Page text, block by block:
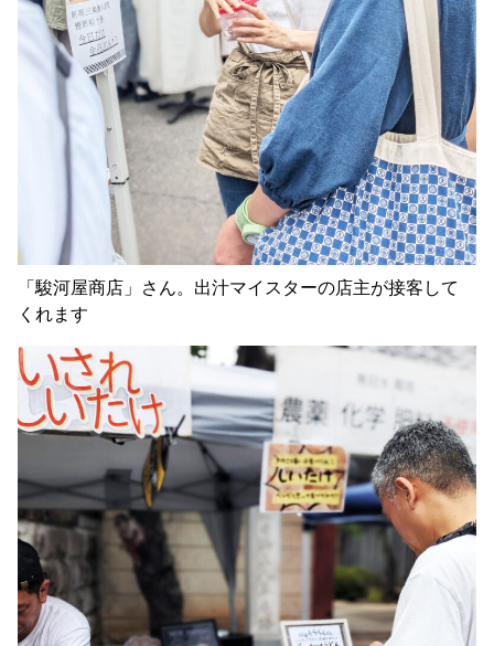
「駿河屋商店」さん。出汁マイスターの店主が接客して
くれます